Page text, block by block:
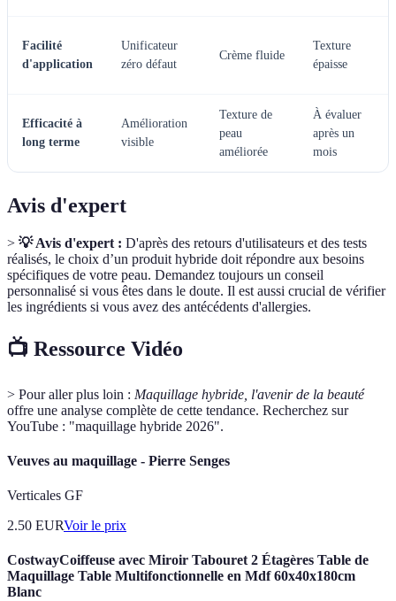
Facilité
d'application
Unificateur
zéro défaut
Crème fluide
Texture
épaisse
Efficacité à
long terme
Amélioration
visible
Texture de
peau
améliorée
À évaluer
après un
mois
Avis d'expert
> 💡 Avis d'expert : D'après des retours d'utilisateurs et des tests
réalisés, le choix d’un produit hybride doit répondre aux besoins
spécifiques de votre peau. Demandez toujours un conseil
personnalisé si vous êtes dans le doute. Il est aussi crucial de vérifier
les ingrédients si vous avez des antécédents d'allergies.
📺 Ressource Vidéo
> Pour aller plus loin : Maquillage hybride, l'avenir de la beauté
offre une analyse complète de cette tendance. Recherchez sur
YouTube : "maquillage hybride 2026".
Veuves au maquillage - Pierre Senges
Verticales GF
2.50 EURVoir le prix
CostwayCoiffeuse avec Miroir Tabouret 2 Étagères Table de
Maquillage Table Multifonctionnelle en Mdf 60x40x180cm
Blanc